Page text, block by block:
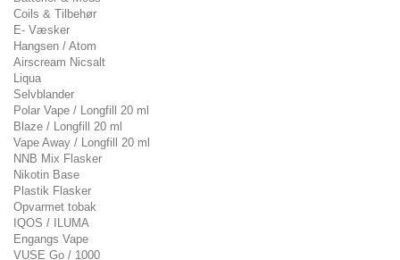
Coils & Tilbehør
E- Væsker
Hangsen / Atom
Airscream Nicsalt
Liqua
Selvblander
Polar Vape / Longfill 20 ml
Blaze / Longfill 20 ml
Vape Away / Longfill 20 ml
NNB Mix Flasker
Nikotin Base
Plastik Flasker
Opvarmet tobak
IQOS / ILUMA
Engangs Vape
VUSE Go / 1000